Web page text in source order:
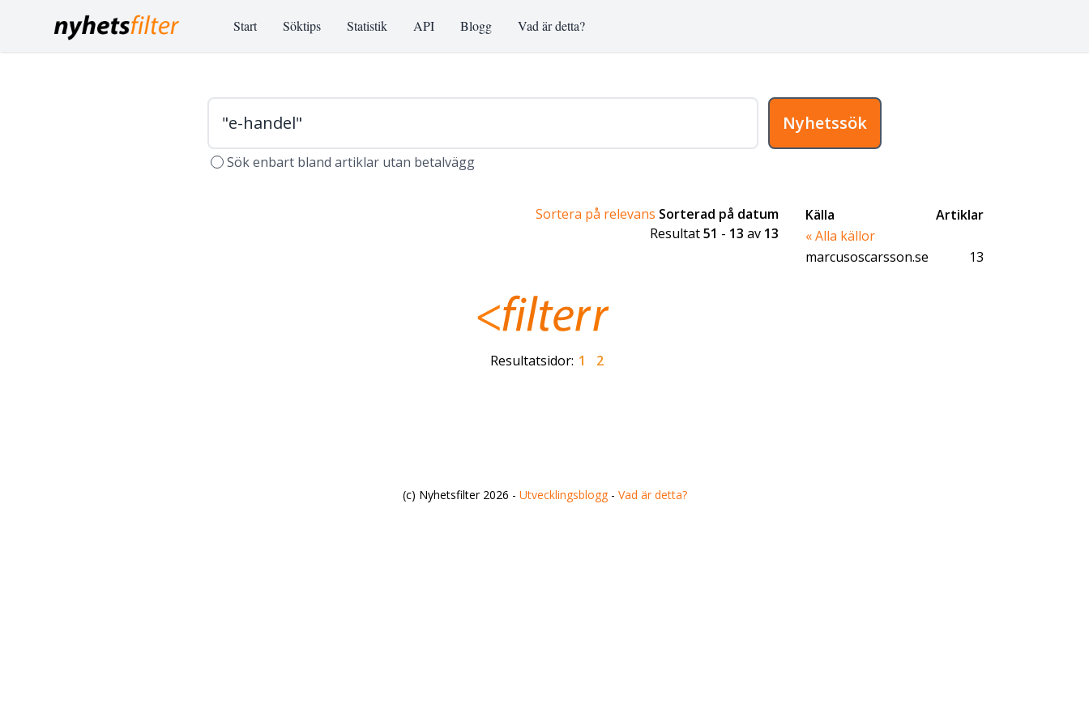
Start Söktips Statistik API Blogg Vad är detta?
Nyhetssök
Sök enbart bland artiklar utan betalvägg
Sortera på relevans Sorterad på datum
Resultat51 - 13 av 13
Källa
Artiklar
« Alla källor
marcusoscarsson.se
13
Resultatsidor: 1 2
(c) Nyhetsfilter 2026 - Utvecklingsblogg- Vad är detta?